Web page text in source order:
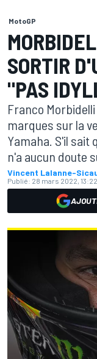
MotoGP
SORTIR
"PAS
Franco
marques sur la
Yamaha. S'il sait
n'a aucun doute
Vincent Lalanne-
Publié: 28 mars 2022, 13:22